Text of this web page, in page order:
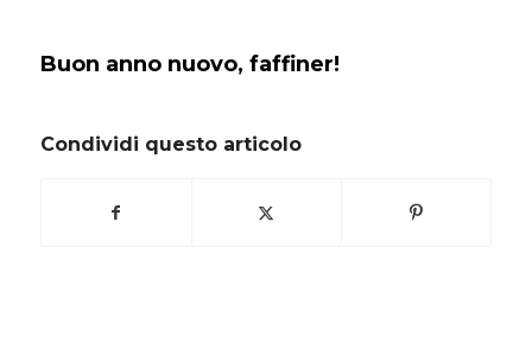
Buon anno nuovo, faffiner!
Condividi questo articolo